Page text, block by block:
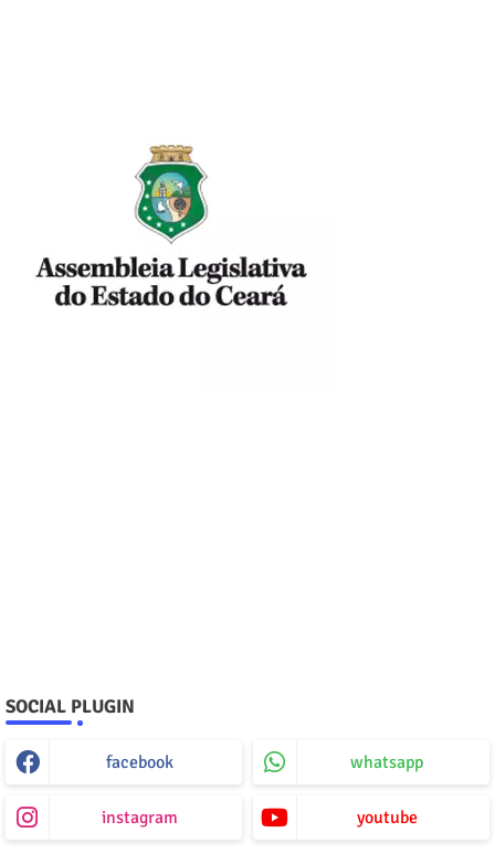
SOCIAL PLUGIN
facebook whatsapp
instagram youtube